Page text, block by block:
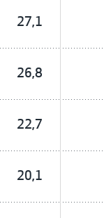
27,1
26,8
22,7
20,1